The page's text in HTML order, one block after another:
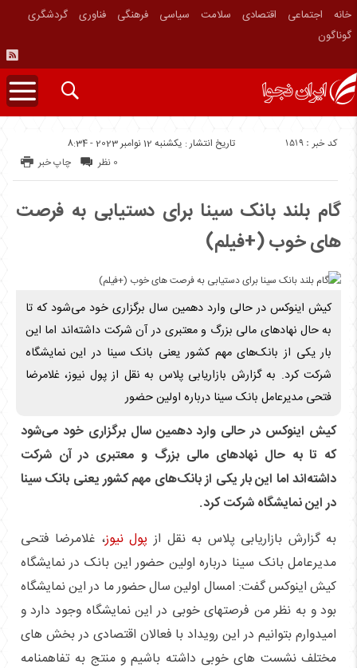
خانه اجتماعی اقتصادی سلامت سیاسی فرهنگی فناوری
گردشگری
گوناگون
تاریخ انتشار : یکشنبه 12 نوامبر 2023 - 8:34 کد خبر : 1519
چاپ خبر 0 نظر
گام بلند بانک سینا برای دستیابی به فرصت
های خوب (+فیلم)
کیش اینوکس در حالی وارد دهمین سال برگزاری خود می‌شود که تا
به حال نهادهای مالی بزرگ و معتبری در آن شرکت داشته‌اند اما این
بار یکی از بانک‌های مهم کشور یعنی بانک سینا در این نمایشگاه
شرکت کرد. به گزارش بازاریابی پلاس به نقل از پول نیوز، غلامرضا
فتحی مدیرعامل بانک سینا درباره اولین حضور
کیش اینوکس در حالی وارد دهمین سال برگزاری خود می‌شود
که تا به حال نهادهای مالی بزرگ و معتبری در آن شرکت
داشته‌اند اما این بار یکی از بانک‌های مهم کشور یعنی بانک سینا
در این نمایشگاه شرکت کرد.
به گزارش بازاریابی پلاس به نقل از پول نیوز، غلامرضا فتحی
مدیرعامل بانک سینا درباره اولین حضور این بانک در نمایشگاه
کیش اینوکس گفت: امسال اولین سال حضور ما در این نمایشگاه
بود و به نظر من فرصتهای خوبی در این نمایشگاه وجود دارد و
امیدوارم بتوانیم در این رویداد با فعالان اقتصادی در بخش های
مختلف نشست های خوبی داشته باشیم و منتج به تفاهمنامه